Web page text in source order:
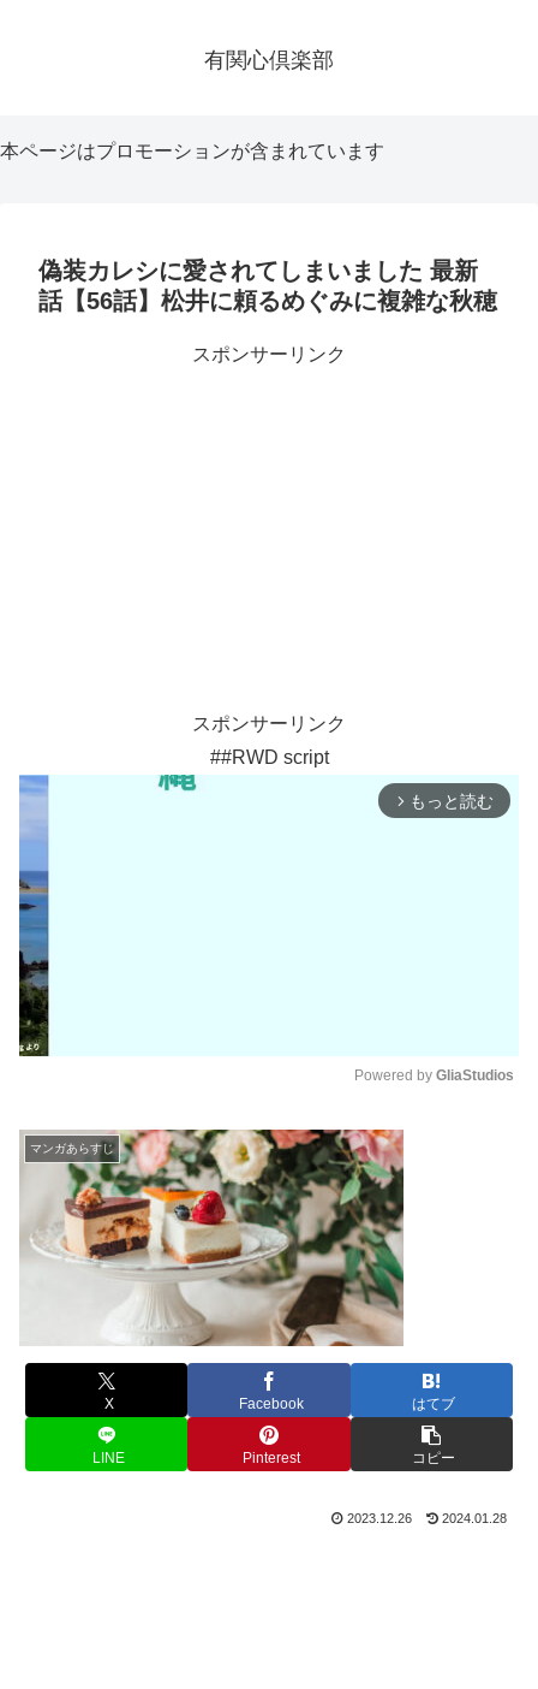
有関心倶楽部
本ページはプロモーションが含まれています
偽装カレシに愛されてしまいました 最新
話【56話】松井に頼るめぐみに複雑な秋穂
スポンサーリンク
スポンサーリンク
##RWD script
arrow_forward_ios もっと読む
Powered by GliaStudios
マンガあらすじ
X Facebook はてブ
LINE Pinterest コピー
2023.12.26 2024.01.28